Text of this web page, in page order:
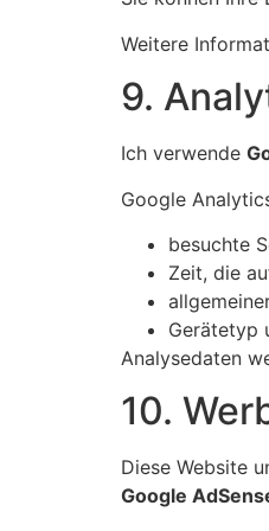
Weitere
9.
Ich verwende
Google
besuchte
Zeit, die
Gerätetyp
Analysedaten
10.
Diese Website
Google